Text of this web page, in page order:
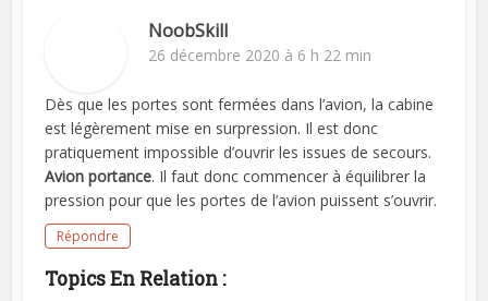
NoobSkill
26 décembre 2020 à 6 h 22 min
Dès que les portes sont fermées dans l’avion, la cabine
est légèrement mise en surpression. Il est donc
pratiquement impossible d’ouvrir les issues de secours.
Avion portance. Il faut donc commencer à équilibrer la
pression pour que les portes de l’avion puissent s’ouvrir.
Répondre
Topics En Relation :